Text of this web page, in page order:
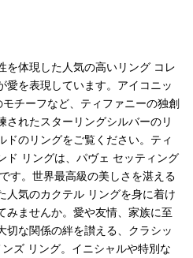
を体現した人気の高いリング コレ
愛を表現しています。アイコニッ
チーフなど、ティファニーの独創
されたスターリングシルバーのリ
ドのリングをご覧ください。ティ
ド リングは、パヴェ セッティング
す。世界最高級の美しさを湛える
人気のカクテル リングを身に着け
みませんか。愛や友情、家族に至
切な関係の絆を讃える、クラシッ
ズ リング。イニシャルや特別な